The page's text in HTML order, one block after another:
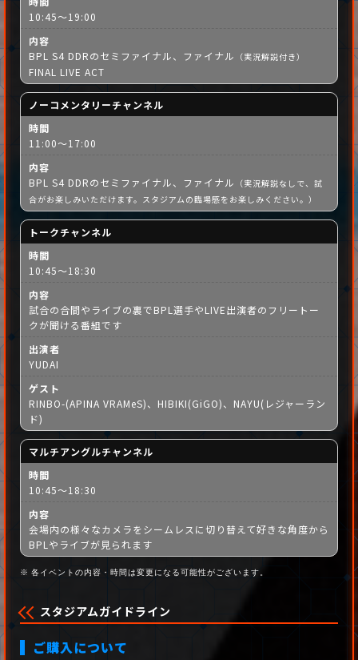
10:45～19:00
内容
BPL S4 DDRのセミファイナル、ファイナル （実況解説付き）
FINAL LIVE ACT
ノーコメンタリーチャンネル
時間
11:00～17:00
内容
BPL S4 DDRのセミファイナル、ファイナル （実況解説なしで、試
合がお楽しみいただけます。スタジアムの臨場感をお楽しみください。）
トークチャンネル
時間
10:45～18:30
内容
試合の合間やライブの裏でBPL選手やLIVE出演者のフリートー
クが聞ける番組です
出演者
YUDAI
ゲスト
RINBO-(APINA VRAMeS)、HIBIKI(GiGO)、NAYU(レジャーラン
ド)
マルチアングルチャンネル
時間
10:45～18:30
内容
会場内の様々なカメラをシームレスに切り替えて好きな角度から
BPLやライブが見られます
各イベントの内容・時間は変更になる可能性がございます。
スタジアムガイドライン
ご購入について